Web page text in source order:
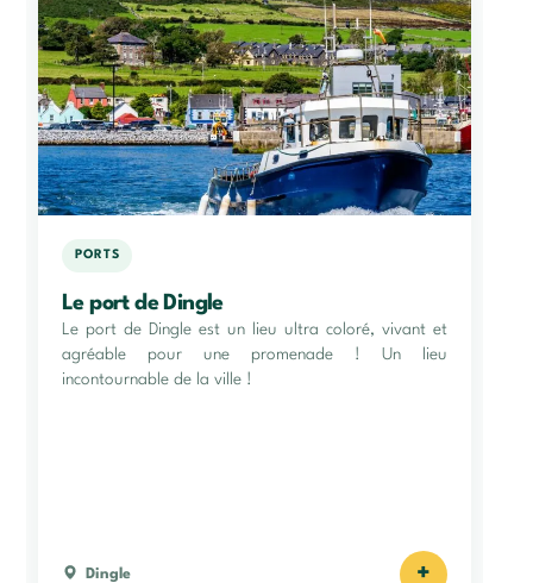
PORTS
Le port de Dingle
Le port de Dingle est un lieu ultra coloré, vivant et
agréable pour une promenade ! Un lieu
incontournable de la ville !
Dingle +